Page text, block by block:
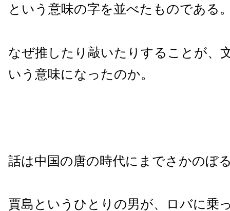
という意味の字を並べたものである
なぜ推したり敲いたりすることが、
いう意味になったのか。
話は中国の唐の時代にまでさかのぼ
賈島というひとりの男が、ロバに乗